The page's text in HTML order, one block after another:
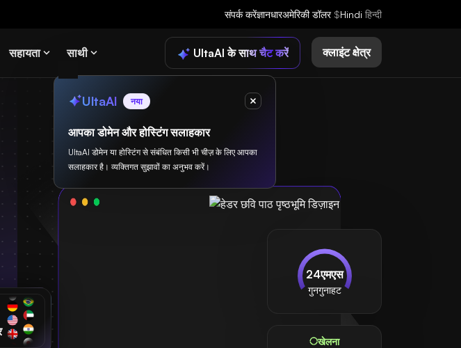
संपर्क करेंज्ञानधारअमेरिकी डॉलर $Hindi हिन्दी
सहायता साथी UltaAI के साथ चैट करें
UltaAI नया
आपका डोमेन और होस्टिंग सलाहकार
UltaAI डोमेन या होस्टिंग से संबंधित किसी भी चीज़ के लिए आपका
सलाहकार है। व्यक्तिगत सुझावों का अनुभव करें।
क्लाइंट क्षेत्र
24एमएस
गुनगुनाहट
खेलना